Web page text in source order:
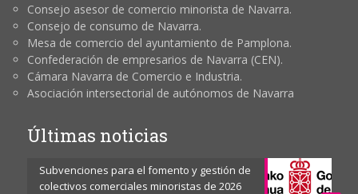
Consejo asesor de comercio minorista de Navarra.
Consejo de consumo de Navarra.
Mesa de comercio del ayuntamiento de Pamplona.
Confederación de empresarios de Navarra (CEN).
Cámara Navarra de Comercio e Industria.
Asociación intersectorial de autónomos de Navarra
Últimas noticias
Subvenciones para el fomento y gestión de
colectivos comerciales minoristas de 2026